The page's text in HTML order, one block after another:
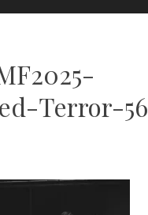
Terror-56